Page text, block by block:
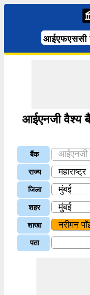
आईएफएससी
आईएनजी वैश्य
बैंक
राज्य
जिला
शहर
शाखा
पता